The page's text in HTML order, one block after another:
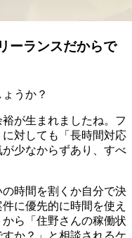
ーランスだからで
うか？
が生まれましたね。フ
対しても「長時間対応
少なからずあり、すべ
時間を割くか自分で決
に優先的に時間を使え
ら「住野さんの稼働状
か？」と相談されるケ